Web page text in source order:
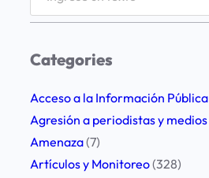
r
h
Categories
Acceso a la Información Pública
Agresión a periodistas y medios
Amenaza(7)
Artículos y Monitoreo(328)